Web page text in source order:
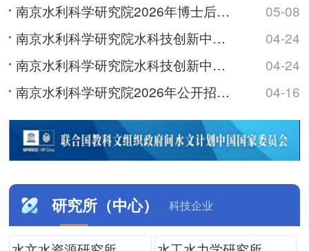
南京水利科学研究院2026年博士后研究人员招收公告
05-08
南京水利科学研究院水科技创新中心及职工与研究生宿舍项目最高投标限价（含工程量清单）审核造价咨询服务综...
04-24
南京水利科学研究院水科技创新中心及职工与研究生宿舍项目最高投标限价（含工程量清单）编制造价咨询服务综...
04-24
南京水利科学研究院2026年公开招聘非事业编制工作人员公告
04-16
研究所（中心） 科技企业